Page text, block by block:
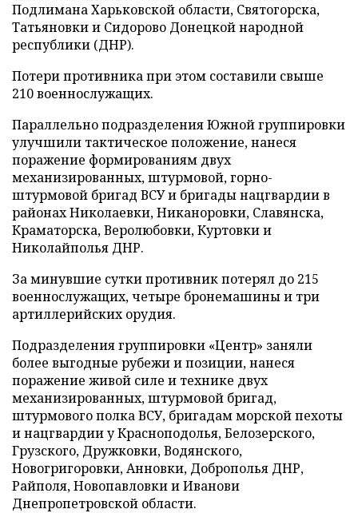
Подлимана Харьковской области, Святогорска,
Татьяновки и Сидорово Донецкой народной
республики (ДНР).
Потери противника при этом составили свыше
210 военнослужащих.
Параллельно подразделения Южной группировки
улучшили тактическое положение, нанеся
поражение формированиям двух
механизированных, штурмовой, горно-
штурмовой бригад ВСУ и бригады нацгвардии в
районах Николаевки, Никаноровки, Славянска,
Краматорска, Веролюбовки, Куртовки и
Николайполья ДНР.
За минувшие сутки противник потерял до 215
военнослужащих, четыре бронемашины и три
артиллерийских орудия.
Подразделения группировки «Центр» заняли
более выгодные рубежи и позиции, нанеся
поражение живой силе и технике двух
механизированных, штурмовой бригад,
штурмового полка ВСУ, бригадам морской пехоты
и нацгвардии у Красноподолья, Белозерского,
Грузского, Дружковки, Водянского,
Новогригоровки, Анновки, Доброполья ДНР,
Райполя, Новопавловки и Иванови
Днепропетровской области.